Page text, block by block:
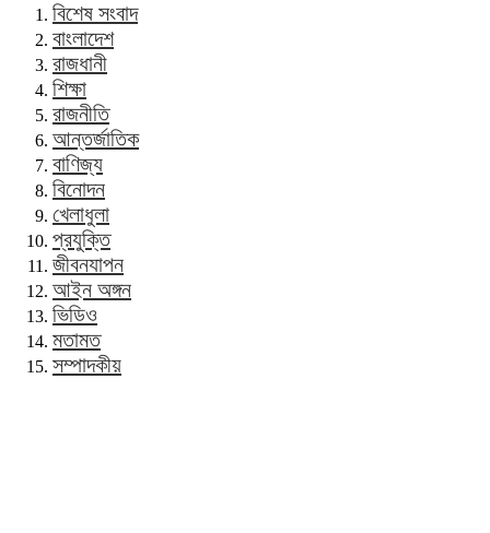
বিশেষ সংবাদ
বাংলাদেশ
রাজধানী
শিক্ষা
রাজনীতি
আন্তর্জাতিক
বাণিজ্য
বিনোদন
খেলাধুলা
প্রযুক্তি
জীবনযাপন
আইন অঙ্গন
ভিডিও
মতামত
সম্পাদকীয়